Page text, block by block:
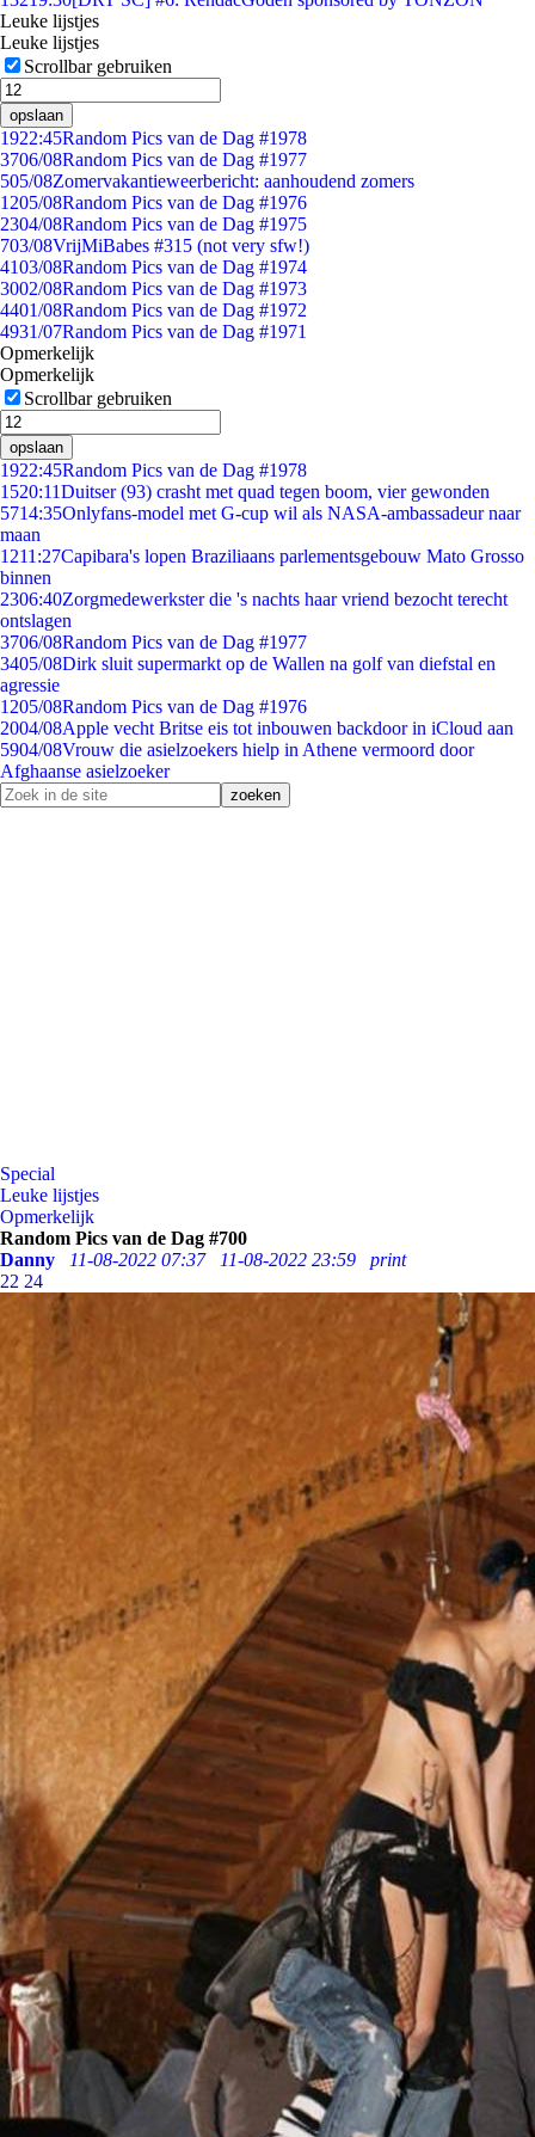
Leuke lijstjes
Leuke lijstjes
Scrollbar gebruiken
opslaan
1922:45Random Pics van de Dag #1978
3706/08Random Pics van de Dag #1977
505/08Zomervakantieweerbericht: aanhoudend zomers
1205/08Random Pics van de Dag #1976
2304/08Random Pics van de Dag #1975
703/08VrijMiBabes #315 (not very sfw!)
4103/08Random Pics van de Dag #1974
3002/08Random Pics van de Dag #1973
4401/08Random Pics van de Dag #1972
4931/07Random Pics van de Dag #1971
Opmerkelijk
Opmerkelijk
Scrollbar gebruiken
opslaan
1922:45Random Pics van de Dag #1978
1520:11Duitser (93) crasht met quad tegen boom, vier gewonden
5714:35Onlyfans-model met G-cup wil als NASA-ambassadeur naar
maan
1211:27Capibara's lopen Braziliaans parlementsgebouw Mato Grosso
binnen
2306:40Zorgmedewerkster die 's nachts haar vriend bezocht terecht
ontslagen
3706/08Random Pics van de Dag #1977
3405/08Dirk sluit supermarkt op de Wallen na golf van diefstal en
agressie
1205/08Random Pics van de Dag #1976
2004/08Apple vecht Britse eis tot inbouwen backdoor in iCloud aan
5904/08Vrouw die asielzoekers hielp in Athene vermoord door
Afghaanse asielzoeker
Special
Leuke lijstjes
Opmerkelijk
Random Pics van de Dag #700
Danny
11-08-2022 07:37 11-08-2022 23:59
print
22 24